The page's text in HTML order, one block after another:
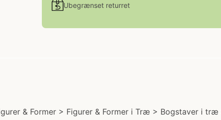
Ubegrænset returret
& Former > Figurer & Former i Træ > Bogstaver i